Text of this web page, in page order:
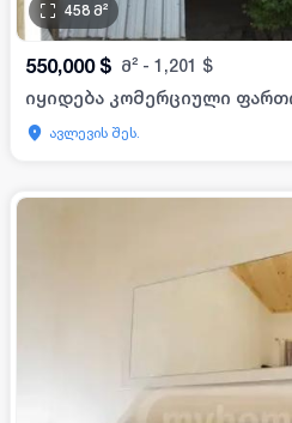
458 მ²
550,000 $ მ² - 1,201 $
იყიდება კომერციული
ავლევის შეს.